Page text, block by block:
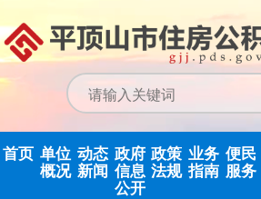
首页 单位
概况
动态
新闻
政府
信息
公开
政策
法规
业务
指南
便民
服务